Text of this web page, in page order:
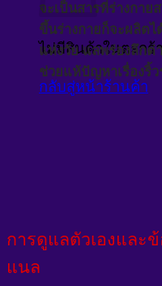
ไม่มีสินค้าในตะกร้า
กลับสู่หน้าร้านค้า
จะเป็นสารที่ร่างกาย
ขึ้นร่างกายก็จะผลิต
แห่งวัย แลพร่องลึกต่
ช่วยแห้ปัญหาเรื่องริ้ว
การดูแลตัวเองและ
แนล